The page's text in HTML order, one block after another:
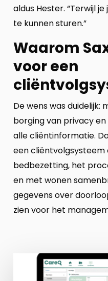
aldus Hester. “Terwijl
te kunnen sturen.”
Waarom
voor een
De wens was
borging van privacy
alle cliëntinformatie.
een
bedbezetting, het
en met wonen
gegevens over
zien voor het